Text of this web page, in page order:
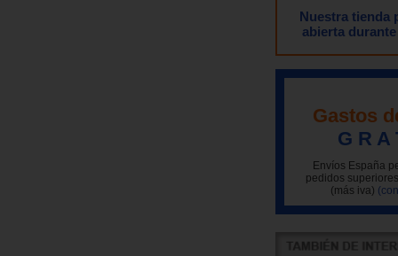
Nuestra tienda
abierta
Gastos
G R A
Envíos España
pedidos
(más iva)